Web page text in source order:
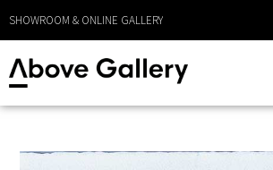
LEVERANS CA 1 - 3 DAGAR